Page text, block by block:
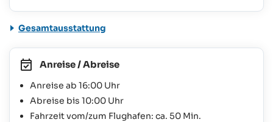
Gesamtausstattung
Anreise / Abreise
Anreise ab 16:00 Uhr
Abreise bis 10:00 Uhr
Fahrzeit vom/zum Flughafen: ca. 50 Min.